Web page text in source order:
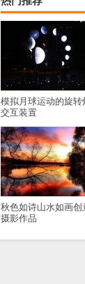
模拟月球运动的旋转
交互装置
秋色如诗山水如画创
摄影作品